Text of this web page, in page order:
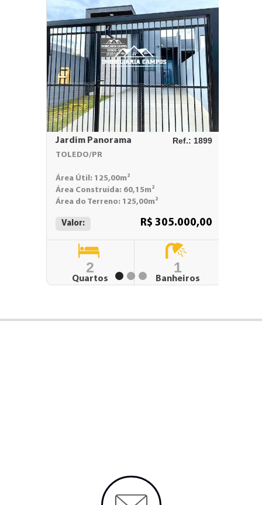
Jardim Panorama Ref.: 1899
TOLEDO/PR
Área Útil: 125,00m²
Área Construída: 60,15m²
Área do Terreno: 125,00m²
Valor: R$ 305.000,00
2
Quartos
1
Banheiros